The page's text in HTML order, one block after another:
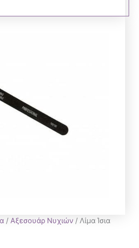
/ Αξεσουάρ Νυχιών / Λίμα Ίσια